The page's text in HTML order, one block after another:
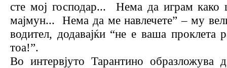
сте мој господар... Нема да играм како
мајмун... Нема да ме навлечете” – му
водител, додавајќи “не е ваша проклета
тоа!”.
Во интервјуто Тарантино образложува